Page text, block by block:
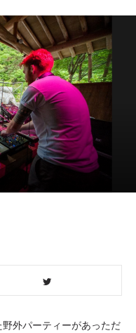
外パーティーがあっただ